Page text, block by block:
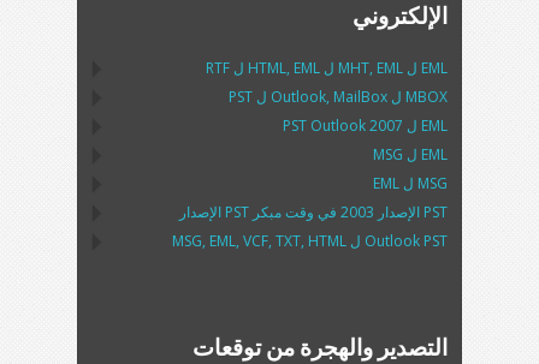
الإلكتروني
EML ل MHT, EML ل HTML, EML ل RTF
MBOX ل Outlook, MailBox ل PST
EML ل PST Outlook2007
EML ل MSG
MSG ل EML
PST الإصدار 2003 في وقت مبكر PST الإصدار
Outlook PST ل MSG, EML, VCF, TXT, HTML
التصدير والهجرة من توقعات